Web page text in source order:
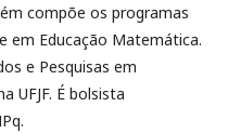
compõe os programas
em Educação Matemática.
e Pesquisas em
UFJF. É bolsista